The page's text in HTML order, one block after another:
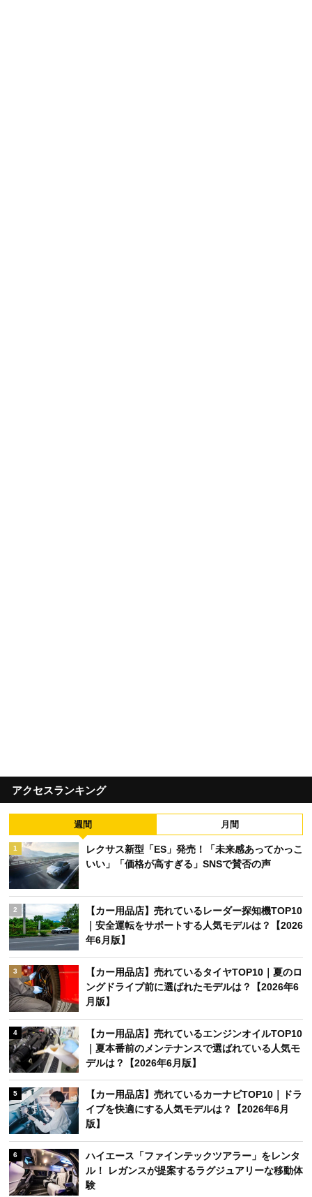
アクセスランキング
週間 月間
1
レクサス新型「ES」発売！「未来感あってかっこ
いい」「価格が高すぎる」SNSで賛否の声
2
【カー用品店】売れているレーダー探知機TOP10
｜安全運転をサポートする人気モデルは？【2026
年6月版】
3
【カー用品店】売れているタイヤTOP10｜夏のロ
ングドライブ前に選ばれたモデルは？【2026年6
月版】
4
【カー用品店】売れているエンジンオイルTOP10
｜夏本番前のメンテナンスで選ばれている人気モ
デルは？【2026年6月版】
5
【カー用品店】売れているカーナビTOP10｜ドラ
イブを快適にする人気モデルは？【2026年6月
版】
6
ハイエース「ファインテックツアラー」をレンタ
ル！ レガンスが提案するラグジュアリーな移動体
験